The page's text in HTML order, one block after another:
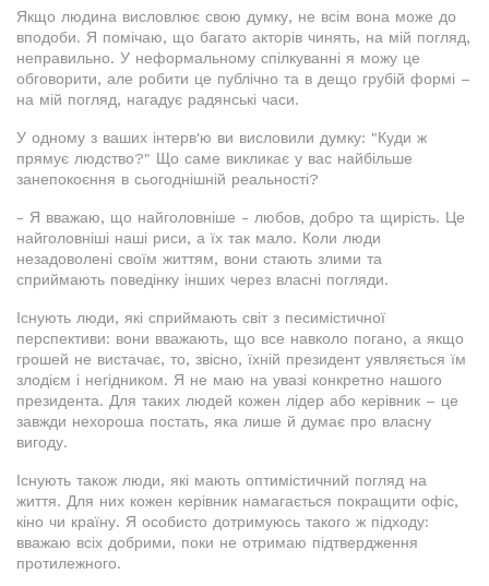
Якщо людина висловлює свою думку, не всім вона може до
вподоби. Я помічаю, що багато акторів чинять, на мій погляд,
неправильно. У неформальному спілкуванні я можу це
обговорити, але робити це публічно та в дещо грубій формі –
на мій погляд, нагадує радянські часи.
У одному з ваших інтерв'ю ви висловили думку: "Куди ж
прямує людство?" Що саме викликає у вас найбільше
занепокоєння в сьогоднішній реальності?
- Я вважаю, що найголовніше - любов, добро та щирість. Це
найголовніші наші риси, а їх так мало. Коли люди
незадоволені своїм життям, вони стають злими та
сприймають поведінку інших через власні погляди.
Існують люди, які сприймають світ з песимістичної
перспективи: вони вважають, що все навколо погано, а якщо
грошей не вистачає, то, звісно, їхній президент уявляється їм
злодієм і негідником. Я не маю на увазі конкретно нашого
президента. Для таких людей кожен лідер або керівник – це
завжди нехороша постать, яка лише й думає про власну
вигоду.
Існують також люди, які мають оптимістичний погляд на
життя. Для них кожен керівник намагається покращити офіс,
кіно чи країну. Я особисто дотримуюсь такого ж підходу:
вважаю всіх добрими, поки не отримаю підтвердження
протилежного.